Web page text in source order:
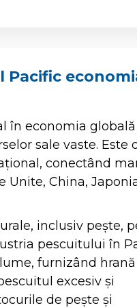
Pacific
în economia globală
sale vaste. Este
conectând
China,
inclusiv pește,
pescuitului în
furnizând hrană
excesiv și
de pește și